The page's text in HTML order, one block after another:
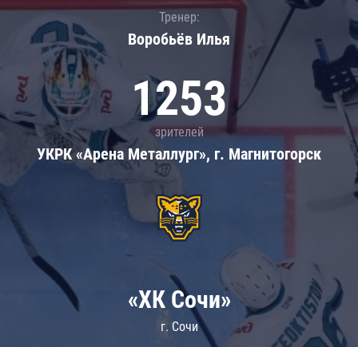
Тренер:
Воробьёв Илья
1253
зрителей
УКРК «Арена Металлург», г. Магнитогорск
«ХК Сочи»
г. Сочи